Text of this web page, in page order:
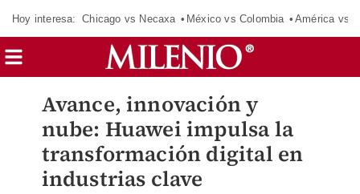
Hoy interesa: Chicago vs Necaxa México vs Colombia América vs
Avance, innovación y
nube: Huawei impulsa la
transformación digital en
industrias clave